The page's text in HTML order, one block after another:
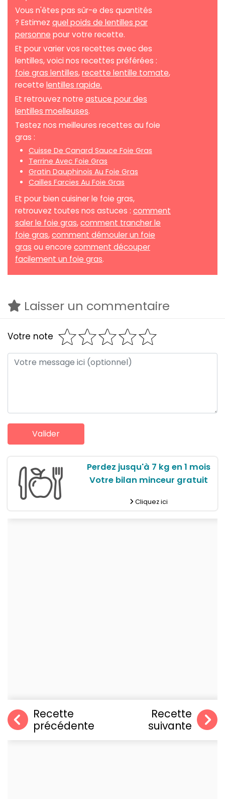
Vous n'êtes pas sûr-e des quantités
? Estimez quel poids de lentilles par
personne pour votre recette.
Et pour varier vos recettes avec des
lentilles, voici nos recettes préférées :
foie gras lentilles,recette lentille tomate,
recette lentilles rapide.
Et retrouvez notre astuce pour des
lentilles moelleuses.
Testez nos meilleures recettes au foie
gras :
Cuisse De Canard Sauce Foie Gras
Terrine Avec Foie Gras
Gratin Dauphinois Au Foie Gras
Cailles Farcies Au Foie Gras
Et pour bien cuisiner le foie gras,
retrouvez toutes nos astuces : comment
saler le foie gras,comment trancher le
foie gras,comment démouler un foie
gras ou encore comment découper
facilement un foie gras.
Laisser un commentaire
Votre note
Perdez jusqu'à 7 kg en 1 mois
Votre bilan minceur gratuit
Cliquez ici
Recette
précédente
Recette
suivante